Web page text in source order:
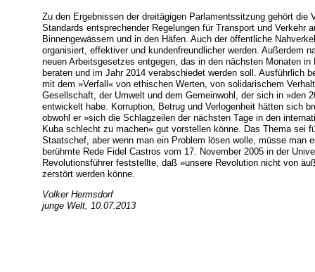
Zu den Ergebnissen der dreitägigen Parlamentssitzung gehört die
Standards entsprechender Regelungen für Transport und Verkehr
Binnengewässern und in den Häfen. Auch der öffentliche
organisiert, effektiver und kundenfreundlicher werden. Außerdem
neuen Arbeitsgesetzes entgegen, das in den nächsten Monaten
beraten und im Jahr 2014 verabschiedet werden soll. Ausführlich
mit dem »Verfall« von ethischen Werten, von solidarischem
Gesellschaft, der Umwelt und dem Gemeinwohl, der sich in »den
entwickelt habe. Korruption, Betrug und Verlogenheit hätten sich
obwohl er »sich die Schlagzeilen der nächsten Tage in den
Kuba schlecht zu machen« gut vorstellen könne. Das Thema sei
Staatschef, aber wenn man ein Problem lösen wolle, müsse man
berühmte Rede Fidel Castros vom 17. November 2005 in der
Revolutionsführer feststellte, daß »unsere Revolution nicht von
zerstört werden könne.
Volker Hermsdorf
junge Welt, 10.07.2013